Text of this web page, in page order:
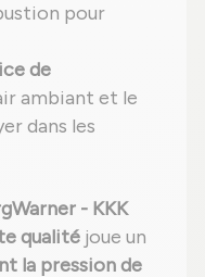
pour
de
ambiant et le
dans les
- KKK
qualité joue un
la pression de